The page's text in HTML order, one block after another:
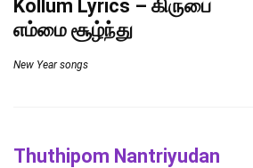
Kollum Lyrics – கிருபை
எம்மை சூழ்ந்து
New Year songs
Thuthipom Nantriyudan